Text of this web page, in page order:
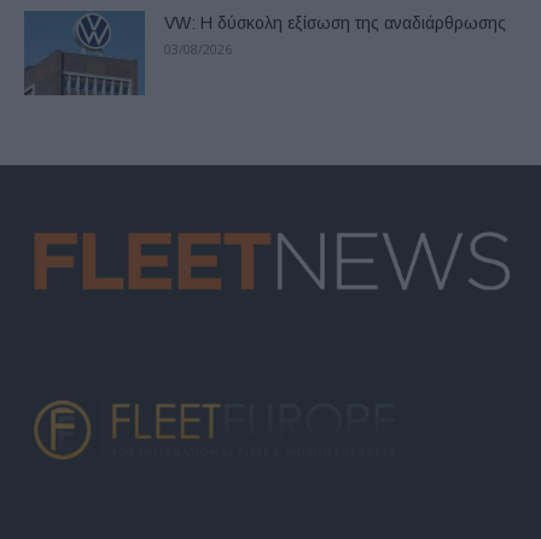
VW: Η δύσκολη εξίσωση της αναδιάρθρωσης
03/08/2026